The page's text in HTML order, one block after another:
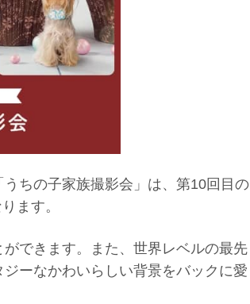
ちの子家族撮影会」は、第10回目の
ます。
できます。また、世界レベルの最先
ーなかわいらしい背景をバックに愛